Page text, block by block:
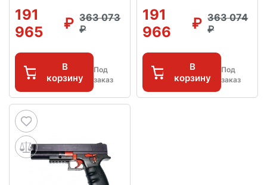
191
965
363 073
В
корзину
Под
заказ
191
966
363 074
В
корзину
Под
заказ